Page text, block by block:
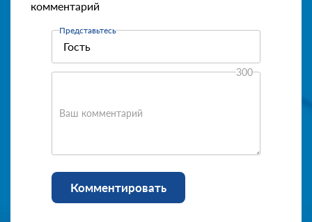
комментарий
Представьтесь
Ваш комментарий
300
Комментировать